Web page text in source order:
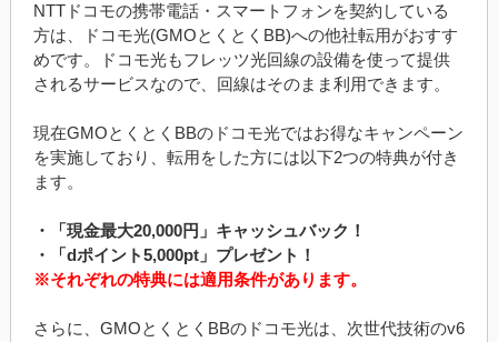
NTTドコモの携帯電話・スマートフォンを契約している
方は、ドコモ光(GMOとくとくBB)への他社転用がおすす
めです。ドコモ光もフレッツ光回線の設備を使って提供
されるサービスなので、回線はそのまま利用できます。
現在GMOとくとくBBのドコモ光ではお得なキャンペーン
を実施しており、転用をした方には以下2つの特典が付き
ます。
・「現金最大20,000円」キャッシュバック！
・「dポイント5,000pt」プレゼント！
※それぞれの特典には適用条件があります。
さらに、GMOとくとくBBのドコモ光は、次世代技術のv6